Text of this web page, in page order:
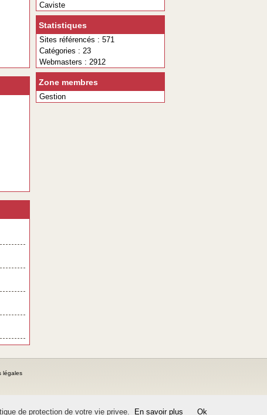
Caviste
Statistiques
Sites référencés : 571
Catégories : 23
Webmasters : 2912
Zone membres
Gestion
légales
de protection de votre vie privee. En savoir plus Ok